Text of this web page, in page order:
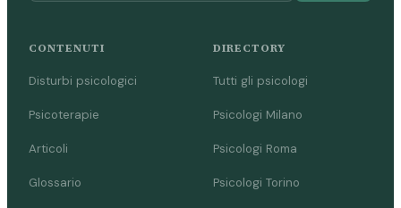
CONTENUTI
Disturbi psicologici
Psicoterapie
Articoli
Glossario
DIRECTORY
Tutti gli psicologi
Psicologi Milano
Psicologi Roma
Psicologi Torino